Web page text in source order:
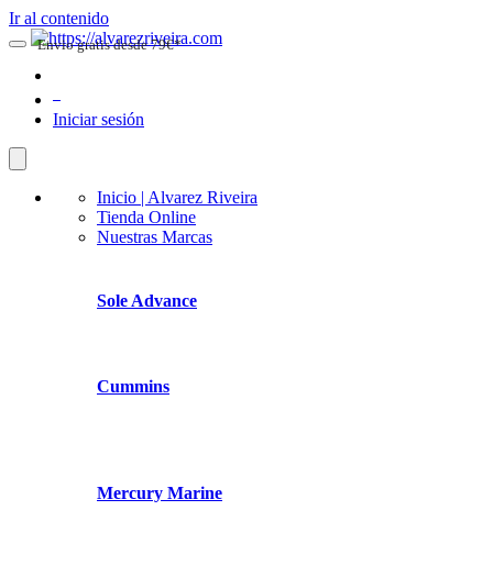
Ir al contenido
Iniciar sesión
Inicio | Alvarez Riveira
Tienda Online
Nuestras Marcas
Sole Advance
Cummins
Mercury Marine
Envio gratis desde 79€*